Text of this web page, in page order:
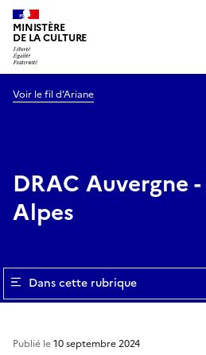
MINISTÈRE
DE LA CULTURE
Voir le fil d’Ariane
DRAC Auvergne
Alpes
Dans cette rubrique
Publié le10 septembre 2024